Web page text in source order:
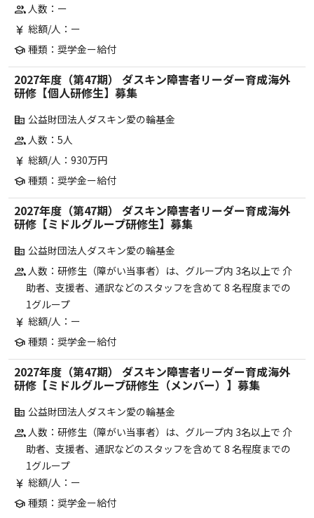
group 人数：ー
currency_yen 総額/人：ー
school 種類：奨学金ー給付
2027年度（第47期） ダスキン障害者リーダー育成海外
研修【個人研修生】募集
corporate_fare 公益財団法人ダスキン愛の輪基金
group 人数：5人
currency_yen 総額/人：930万円
school 種類：奨学金ー給付
2027年度（第47期） ダスキン障害者リーダー育成海外
研修【ミドルグループ研修生】募集
corporate_fare 公益財団法人ダスキン愛の輪基金
group 人数：研修生（障がい当事者）は、グループ内 3名以上で 介
助者、支援者、通訳などのスタッフを含めて 8 名程度までの
1グループ
currency_yen 総額/人：ー
school 種類：奨学金ー給付
2027年度（第47期） ダスキン障害者リーダー育成海外
研修【ミドルグループ研修生（メンバー）】募集
corporate_fare 公益財団法人ダスキン愛の輪基金
group 人数：研修生（障がい当事者）は、グループ内 3名以上で 介
助者、支援者、通訳などのスタッフを含めて 8 名程度までの
1グループ
currency_yen 総額/人：ー
school 種類：奨学金ー給付